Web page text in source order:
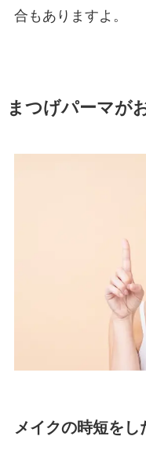
合もありますよ。
まつげパーマが
メイクの時短をし